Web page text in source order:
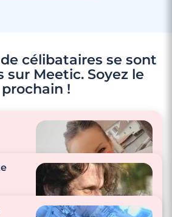
célibataires se sont
sur Meetic. Soyez le
prochain !